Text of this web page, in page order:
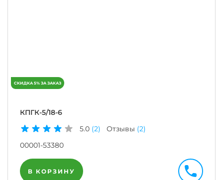
КПГК-5/18-6
5.0 (2) Отзывы (2)
00001-53380
В КОРЗИНУ